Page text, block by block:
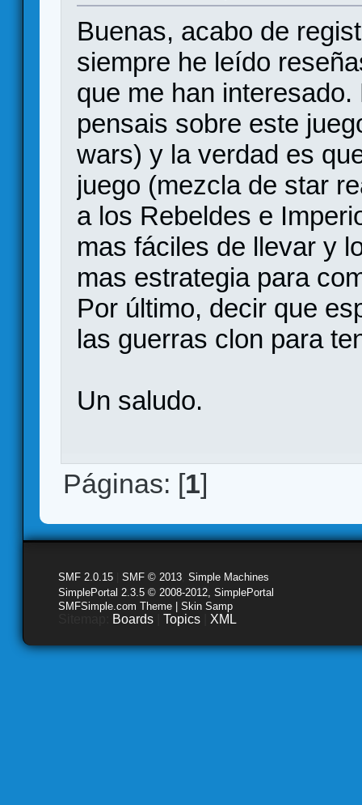
Buenas, acabo de
siempre he leído
que me han
pensais sobre este
wars) y la verdad es
juego (mezcla de star
a los Rebeldes e
mas fáciles de llevar y
mas estrategia para
Por último, decir que
las guerras clon para
Un saludo.
Páginas: [1]
SMF 2.0.15 SMF © 2013 Simple Machines
SimplePortal 2.3.5 © 2008-2012, SimplePortal
SMFSimple.com Theme | Skin Samp
Boards Topics XML